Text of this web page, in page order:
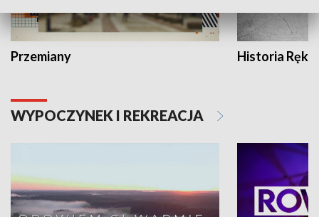
Przemiany Historia Ręką
WYPOCZYNEK I REKREACJA